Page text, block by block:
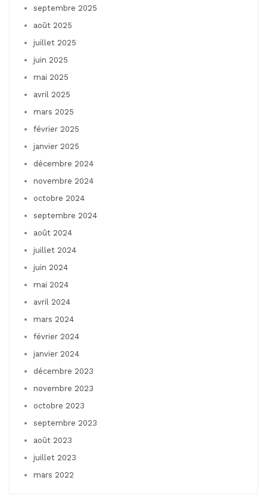
septembre 2025
août 2025
juillet 2025
juin 2025
mai 2025
avril 2025
mars 2025
février 2025
janvier 2025
décembre 2024
novembre 2024
octobre 2024
septembre 2024
août 2024
juillet 2024
juin 2024
mai 2024
avril 2024
mars 2024
février 2024
janvier 2024
décembre 2023
novembre 2023
octobre 2023
septembre 2023
août 2023
juillet 2023
mars 2022